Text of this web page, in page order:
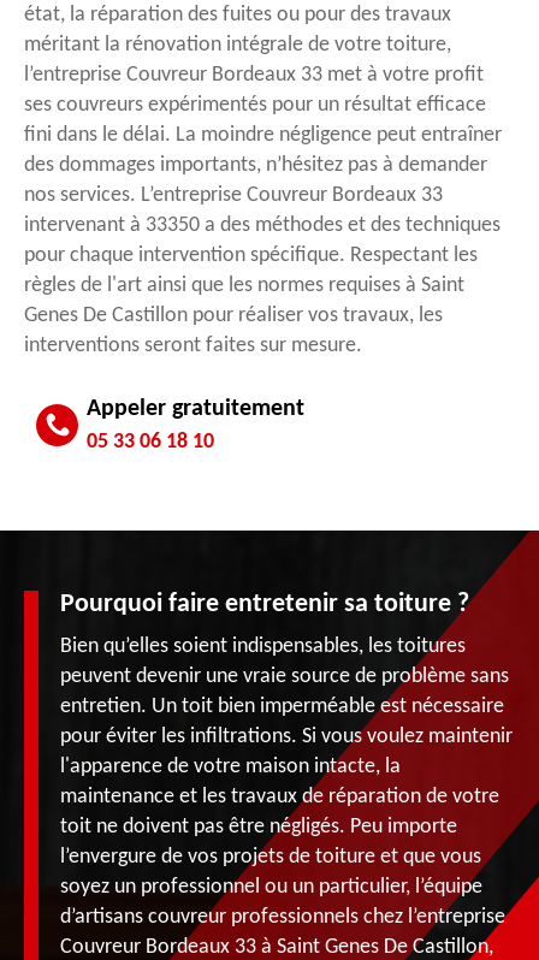
état, la réparation des fuites ou pour des travaux
méritant la rénovation intégrale de votre toiture,
l’entreprise Couvreur Bordeaux 33 met à votre profit
ses couvreurs expérimentés pour un résultat efficace
fini dans le délai. La moindre négligence peut entraîner
des dommages importants, n’hésitez pas à demander
nos services. L’entreprise Couvreur Bordeaux 33
intervenant à 33350 a des méthodes et des techniques
pour chaque intervention spécifique. Respectant les
règles de l'art ainsi que les normes requises à Saint
Genes De Castillon pour réaliser vos travaux, les
interventions seront faites sur mesure.
Appeler gratuitement
05 33 06 18 10
Pourquoi faire entretenir sa toiture ?
Bien qu’elles soient indispensables, les toitures
peuvent devenir une vraie source de problème sans
entretien. Un toit bien imperméable est nécessaire
pour éviter les infiltrations. Si vous voulez maintenir
l'apparence de votre maison intacte, la
maintenance et les travaux de réparation de votre
toit ne doivent pas être négligés. Peu importe
l’envergure de vos projets de toiture et que vous
soyez un professionnel ou un particulier, l’équipe
d’artisans couvreur professionnels chez l’entreprise
Couvreur Bordeaux 33 à Saint Genes De Castillon,